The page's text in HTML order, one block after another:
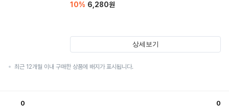
10% 6,280원
상세보기
최근 12개월 이내 구매한 상품에 배지가 표시됩니다.
0 0